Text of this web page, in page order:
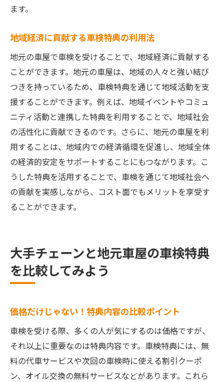
ます。
地域経済に貢献する車検特典の利用法
地元の車屋で車検を受けることで、地域経済に貢献する
ことができます。地元の車屋は、地域の人々と強い結び
つきを持っているため、車検特典を通じて地域活動を支
援することができます。例えば、地域イベントやコミュ
ニティ活動と連携した特典を利用することで、地域社会
の活性化に貢献できるのです。さらに、地元の車屋を利
用することは、地域内での経済循環を促進し、地域全体
の経済的安定をサポートすることにもつながります。こ
うした特典を活用することで、車検を通じて地域社会へ
の貢献を実感しながら、コスト面でもメリットを享受す
ることができます。
大手チェーンと地元車屋の車検特典
を比較してみよう
価格だけじゃない！特典内容の比較ポイント
車検を受ける際、多くの人が気にするのは価格ですが、
それ以上に重要なのは特典内容です。車検特典には、無
料の代車サービスや次回の車検時に使える割引クーポ
ン、オイル交換の無料サービスなどがあります。これら